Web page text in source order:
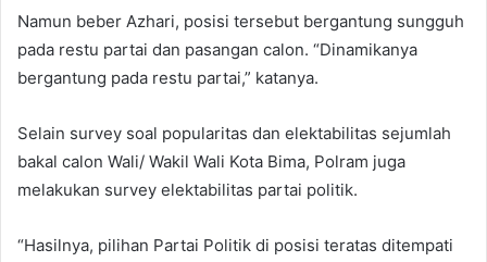
Namun beber Azhari, posisi tersebut bergantung sungguh
pada restu partai dan pasangan calon. “Dinamikanya
bergantung pada restu partai,” katanya.
Selain survey soal popularitas dan elektabilitas sejumlah
bakal calon Wali/ Wakil Wali Kota Bima, Polram juga
melakukan survey elektabilitas partai politik.
“Hasilnya, pilihan Partai Politik di posisi teratas ditempati